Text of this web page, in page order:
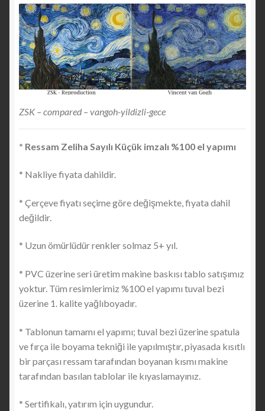
ZSK – compared – vangoh-yildizli-gece
* Ressam Zeliha Sayılı Küçük imzalı %100 el yapımı
* Nakliye fiyata dahildir.
* Çerçeve fiyatı seçime göre değişmekte, fiyata dahil
değildir.
* Uzun ömürlüdür renkler solmaz 5+ yıl.
* PVC üzerine seri üretim makine baskısı tablo satışımız
yoktur. Tüm resimlerimiz %100 el yapımı tuval bezi
üzerine 1. kalite yağlıboyadır.
* Tablonun tamamı el yapımı; tuval bezi üzerine spatula
ve fırça ile boyama tekniği ile yapılmıştır, piyasada kısıtlı
bir parçası ressam tarafından boyanan kısmı makine
tarafından basılan tablolar ile kıyaslamayınız.
* Sertifikalı, yatırım için uygundur.